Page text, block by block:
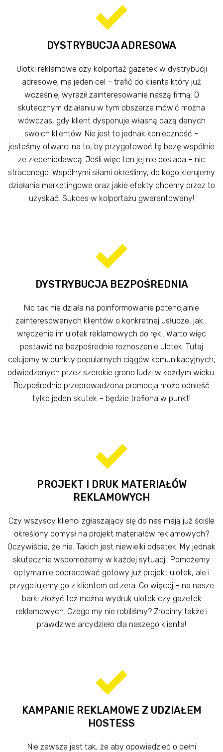
DYSTRYBUCJA ADRESOWA
Ulotki reklamowe czy kolportaż gazetek w dystrybucji
adresowej ma jeden cel – trafić do klienta który już
wcześniej wyraził zainteresowanie naszą firmą. O
skutecznym działaniu w tym obszarze mówić można
wówczas, gdy klient dysponuje własną bazą danych
swoich klientów. Nie jest to jednak konieczność –
jesteśmy otwarci na to, by przygotować tę bazę wspólnie
ze zleceniodawcą. Jeśli więc ten jej nie posiada – nic
straconego. Wspólnymi siłami określimy, do kogo kierujemy
działania marketingowe oraz jakie efekty chcemy przez to
uzyskać. Sukces w kolportażu gwarantowany!
DYSTRYBUCJA BEZPOŚREDNIA
Nic tak nie działa na poinformowanie potencjalnie
zainteresowanych klientów o konkretnej usłudze, jak…
wręczenie im ulotek reklamowych do ręki. Warto więc
postawić na bezpośrednie roznoszenie ulotek. Tutaj
celujemy w punkty popularnych ciągów komunikacyjnych,
odwiedzanych przez szerokie grono ludzi w każdym wieku.
Bezpośrednio przeprowadzona promocja może odnieść
tylko jeden skutek – będzie trafiona w punkt!
PROJEKT I DRUK MATERIAŁÓW
REKLAMOWYCH
Czy wszyscy klienci zgłaszający się do nas mają już ściśle
określony pomysł na projekt materiałów reklamowych?
Oczywiście, że nie. Takich jest niewielki odsetek. My jednak
skutecznie wspomożemy w każdej sytuacji. Pomożemy
optymalnie dopracować gotowy już projekt ulotek, ale i
przygotujemy go z klientem od zera. Co więcej – na nasze
barki złożyć też można wydruk ulotek czy gazetek
reklamowych. Czego my nie robiliśmy? Zrobimy także i
prawdziwe arcydzieło dla naszego klienta!
KAMPANIE REKLAMOWE Z UDZIAŁEM
HOSTESS
Nie zawsze jest tak, że aby opowiedzieć o pełni